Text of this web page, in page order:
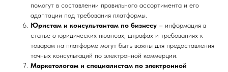
помогут в составлении правильного ассортимента и его
адаптации под требования платформы.
Юристам и консультантам по бизнесу – информация в
статье о юридических нюансах, штрафах и требованиях к
товарам на платформе могут быть важны для предоставления
точных консультаций по электронной коммерции.
Маркетологам и специалистам по электронной